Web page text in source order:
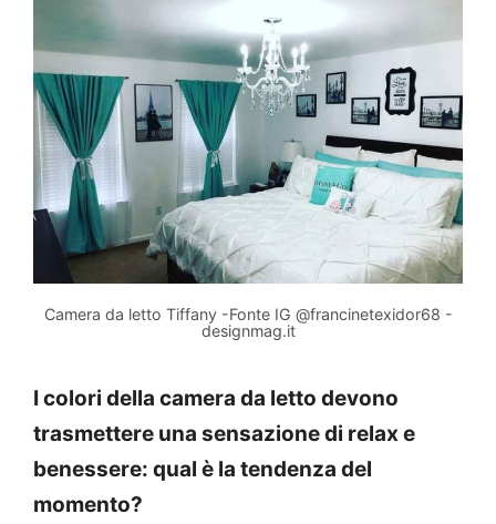
Camera da letto Tiffany -Fonte IG @francinetexidor68 -
designmag.it
I colori della camera da letto devono
trasmettere una sensazione di relax e
benessere: qual è la tendenza del
momento?